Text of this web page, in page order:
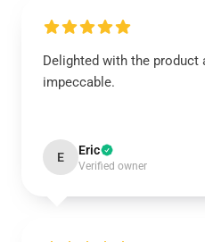
Delighted with the product
impeccable.
E Eric
Verified owner